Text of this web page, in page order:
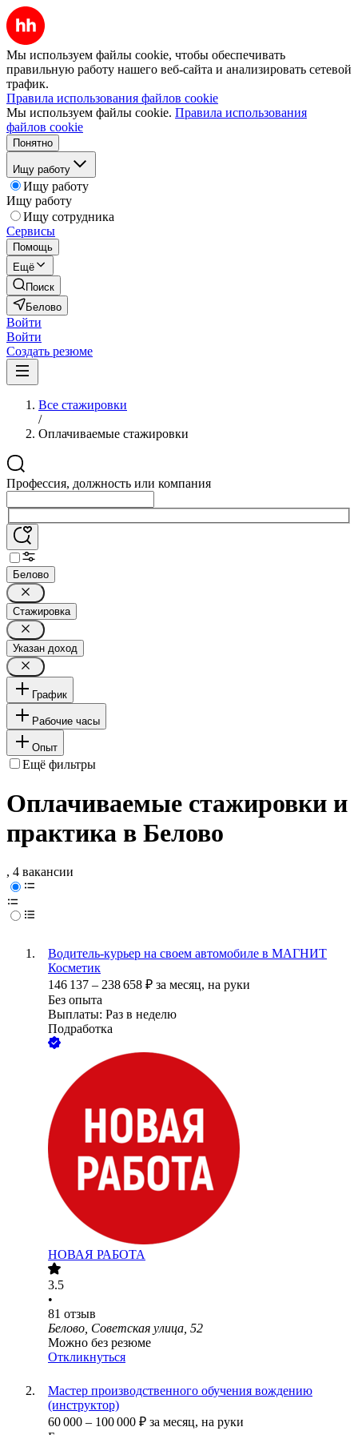
Мы используем файлы cookie, чтобы обеспечивать
правильную работу нашего веб-сайта и анализировать сетевой
трафик.
Правила использования файлов cookie
Мы используем файлы cookie. Правила использования
файлов cookie
Понятно
Ищу работу
Ищу работу
Ищу работу
Ищу сотрудника
Сервисы
Помощь
Ещё
Поиск
Белово
Войти
Войти
Создать резюме
Все стажировки
/
Оплачиваемые стажировки
Профессия, должность или компания
Белово
Стажировка
Указан доход
График
Рабочие часы
Опыт
Ещё фильтры
Оплачиваемые стажировки и
практика в Белово
, 4 вакансии
Водитель-курьер на своем автомобиле в МАГНИТ
Косметик
146 137 – 238 658 ₽ за месяц, на руки
Без опыта
Выплаты: Раз в неделю
Подработка
НОВАЯ РАБОТА
3.5
•
81 отзыв
Белово, Советская улица, 52
Можно без резюме
Откликнуться
Мастер производственного обучения вождению
(инструктор)
60 000 – 100 000 ₽ за месяц, на руки